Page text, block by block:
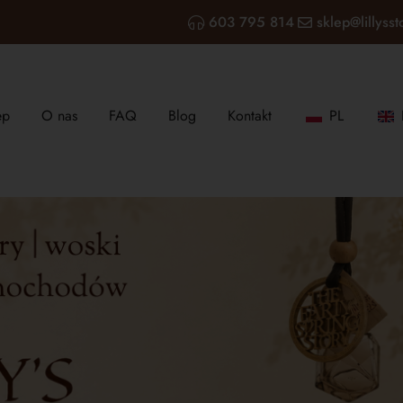
603 795 814
O nas FAQ Blog Kontakt PL